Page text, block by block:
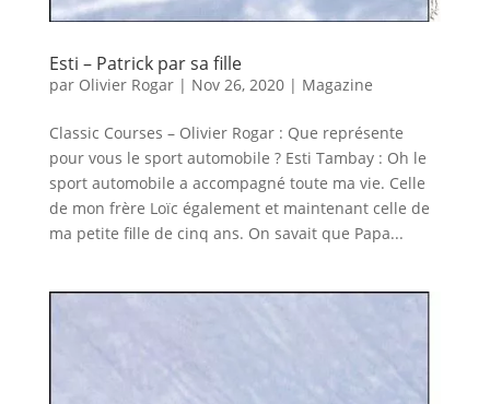
Esti – Patrick par sa fille
par Olivier Rogar| Nov 26, 2020| Magazine
Classic Courses – Olivier Rogar : Que représente
pour vous le sport automobile ? Esti Tambay : Oh le
sport automobile a accompagné toute ma vie. Celle
de mon frère Loïc également et maintenant celle de
ma petite fille de cinq ans. On savait que Papa...